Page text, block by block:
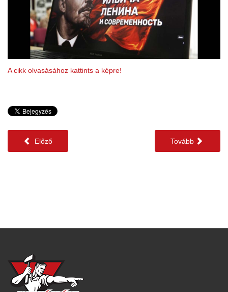
A cikk olvasásához kattints a képre!
Előző Tovább